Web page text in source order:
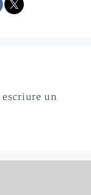
escriure un